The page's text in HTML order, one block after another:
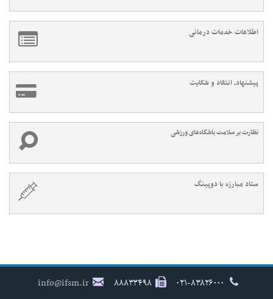
اطلاعات خدمات درمانی
پیشنهاد، انتقاد و شکایت
نظارت بر سلامت باشگاه‌های ورزشی
ستاد مبارزه با دوپینگ
۸۸۸۳۳۴۹۸ info@ifsm.ir